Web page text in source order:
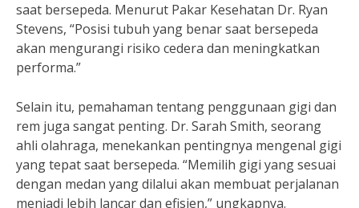
saat bersepeda. Menurut Pakar Kesehatan Dr. Ryan
Stevens, “Posisi tubuh yang benar saat bersepeda
akan mengurangi risiko cedera dan meningkatkan
performa.”
Selain itu, pemahaman tentang penggunaan gigi dan
rem juga sangat penting. Dr. Sarah Smith, seorang
ahli olahraga, menekankan pentingnya mengenal gigi
yang tepat saat bersepeda. “Memilih gigi yang sesuai
dengan medan yang dilalui akan membuat perjalanan
menjadi lebih lancar dan efisien,” ungkapnya.